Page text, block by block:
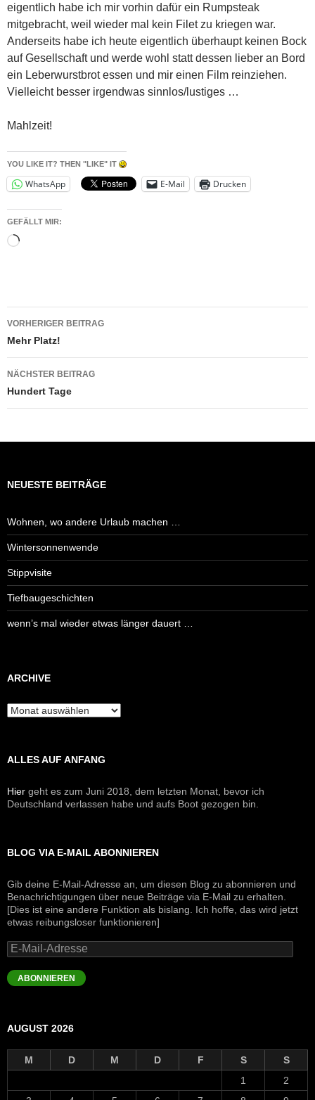
eigentlich habe ich mir vorhin dafür ein Rumpsteak
mitgebracht, weil wieder mal kein Filet zu kriegen war.
Anderseits habe ich heute eigentlich überhaupt keinen Bock
auf Gesellschaft und werde wohl statt dessen lieber an Bord
ein Leberwurstbrot essen und mir einen Film reinziehen.
Vielleicht besser irgendwas sinnlos/lustiges …
Mahlzeit!
YOU LIKE IT? THEN "LIKE" IT
WhatsApp E-Mail Drucken
GEFÄLLT MIR:
Wird
Beitragsnavigation
VORHERIGER BEITRAG
Mehr Platz!
NÄCHSTER BEITRAG
Hundert Tage
NEUESTE BEITRÄGE
Wohnen, wo andere Urlaub machen …
Wintersonnenwende
Stippvisite
Tiefbaugeschichten
wenn’s mal wieder etwas länger dauert …
ARCHIVE
Archive
ALLES AUF ANFANG
Hier geht es zum Juni 2018, dem letzten Monat, bevor ich
Deutschland verlassen habe und aufs Boot gezogen bin.
BLOG VIA E-MAIL ABONNIEREN
Gib deine E-Mail-Adresse an, um diesen Blog zu abonnieren und
Benachrichtigungen über neue Beiträge via E-Mail zu erhalten.
[Dies ist eine andere Funktion als bislang. Ich hoffe, das wird jetzt
etwas reibungsloser funktionieren]
E-
Mail-
Adresse
ABONNIEREN
AUGUST 2026
M D M D F S
S
1
2